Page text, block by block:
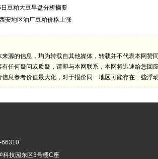
豆粕大豆早盘分析摘要
安地区油厂豆粕价格上涨
源的信息，均为转载自其他媒体，转载并不代表本网赞
任何疑问或质疑，请即与本网联系，本网将迅速给您回
息参考价值最大化，对于报价同一地区可能存在一些浮
66310
科技园东区3号楼C座